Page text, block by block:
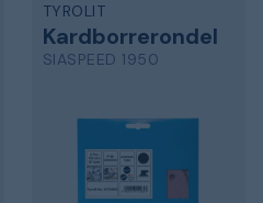
TYROLIT
Kardborrerondel
SIASPEED 1950